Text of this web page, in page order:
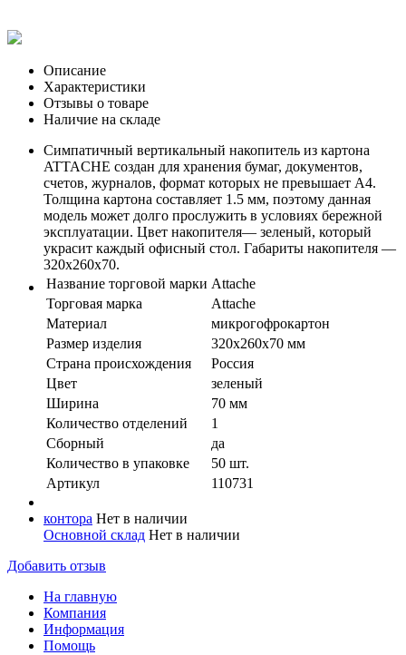
Описание
Характеристики
Отзывы о товаре
Наличие на складе
Симпатичный вертикальный накопитель из картона
ATTACHE создан для хранения бумаг, документов,
счетов, журналов, формат которых не превышает А4.
Толщина картона составляет 1.5 мм, поэтому данная
модель может долго прослужить в условиях бережной
эксплуатации. Цвет накопителя— зеленый, который
украсит каждый офисный стол. Габариты накопителя —
320х260х70.
Название торговой марки Attache
Торговая марка
Attache
Материал
микрогофрокартон
Размер изделия
320х260х70 мм
Страна происхождения
Россия
Цвет
зеленый
Ширина
70 мм
Количество отделений
1
Сборный
да
Количество в упaковке
50 шт.
Артикул
110731
контора Нет в наличии
Основной склад Нет в наличии
Добавить отзыв
На главную
Компания
Информация
Помощь